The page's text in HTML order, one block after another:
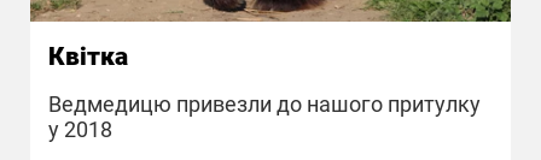
Квітка
Ведмедицю привезли до нашого притулку
у 2018